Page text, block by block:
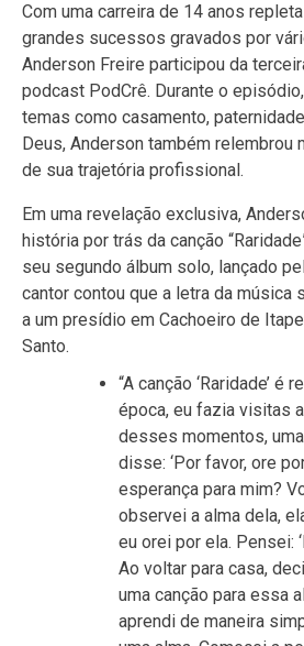
Com uma carreira de 14 anos
grandes sucessos gravados por
Anderson Freire participou da
podcast PodCrê. Durante o
temas como casamento,
Deus, Anderson também relembrou
de sua trajetória profissional.
Em uma revelação exclusiva,
história por trás da canção
seu segundo álbum solo, lançado
cantor contou que a letra da música
a um presídio em Cachoeiro de
Santo.
“A canção ‘Raridade’ é
época, eu fazia visitas
desses momentos,
disse: ‘Por favor, ore
esperança para mim?
observei a alma dela,
eu orei por ela. Pensei:
Ao voltar para casa,
uma canção para essa
aprendi de maneira